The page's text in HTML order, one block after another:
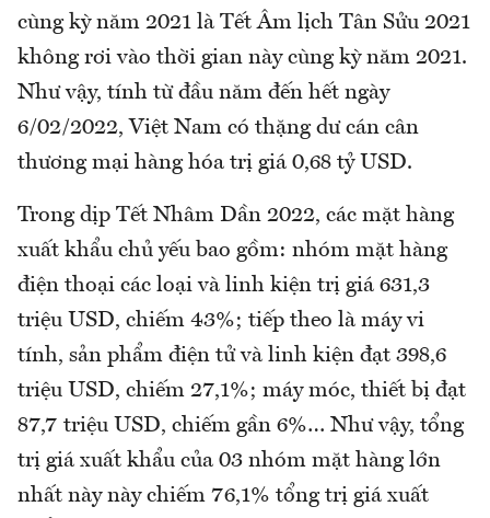
cùng kỳ năm 2021 là Tết Âm lịch Tân Sửu 2021
không rơi vào thời gian này cùng kỳ năm 2021.
Như vậy, tính từ đầu năm đến hết ngày
6/02/2022, Việt Nam có thặng dư cán cân
thương mại hàng hóa trị giá 0,68 tỷ USD.
Trong dịp Tết Nhâm Dần 2022, các mặt hàng
xuất khẩu chủ yếu bao gồm: nhóm mặt hàng
điện thoại các loại và linh kiện trị giá 631,3
triệu USD, chiếm 43%; tiếp theo là máy vi
tính, sản phẩm điện tử và linh kiện đạt 398,6
triệu USD, chiếm 27,1%; máy móc, thiết bị đạt
87,7 triệu USD, chiếm gần 6%… Như vậy, tổng
trị giá xuất khẩu của 03 nhóm mặt hàng lớn
nhất này này chiếm 76,1% tổng trị giá xuất